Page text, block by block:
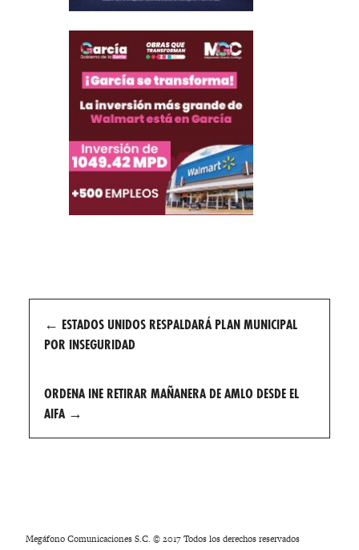
Post
navigation
← ESTADOS UNIDOS RESPALDARÁ PLAN MUNICIPAL
POR INSEGURIDAD
ORDENA INE RETIRAR MAÑANERA DE AMLO DESDE EL
AIFA →
Megáfono Comunicaciones S.C. © 2017 Todos los derechos reservados